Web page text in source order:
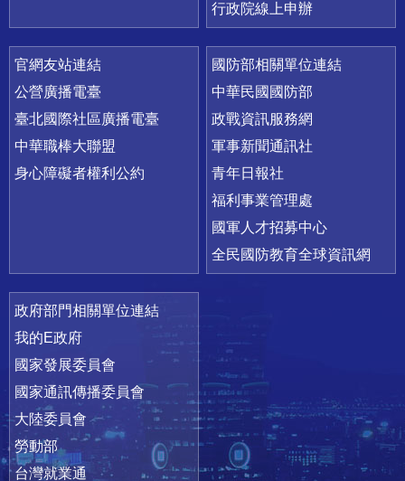
行政院線上申辦
官網友站連結
公營廣播電臺
臺北國際社區廣播電臺
中華職棒大聯盟
身心障礙者權利公約
國防部相關單位連結
中華民國國防部
政戰資訊服務網
軍事新聞通訊社
青年日報社
福利事業管理處
國軍人才招募中心
全民國防教育全球資訊網
政府部門相關單位連結
我的E政府
國家發展委員會
國家通訊傳播委員會
大陸委員會
勞動部
台灣就業通